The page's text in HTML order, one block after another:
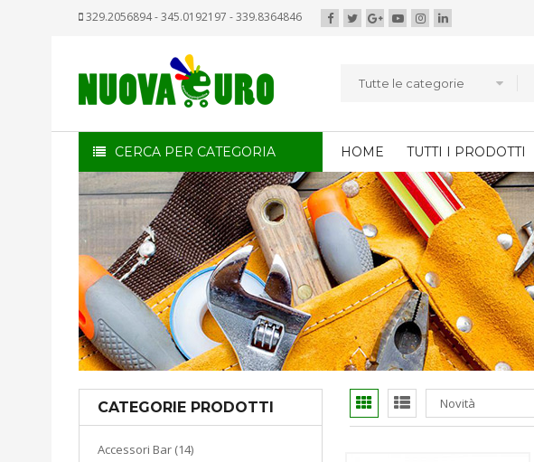
329.2056894 - 345.0192197 - 339.8364846
Tutte le categorie
CERCA PER CATEGORIA HOME TUTTI I PRODOTTI
CATEGORIE PRODOTTI
Accessori Bar (14)
Novità